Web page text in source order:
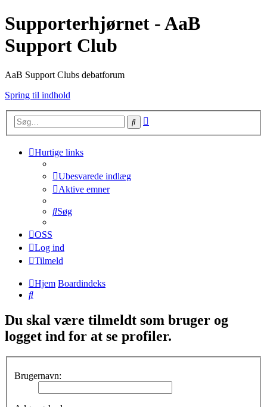
Supporterhjørnet - AaB
Support Club
AaB Support Clubs debatforum
Spring til indhold
Søg
Hurtige links
Ubesvarede indlæg
Aktive emner
Søg
OSS
Log ind
Tilmeld
Hjem Boardindeks
Søg
Du skal være tilmeldt som bruger og
logget ind for at se profiler.
Brugernavn: